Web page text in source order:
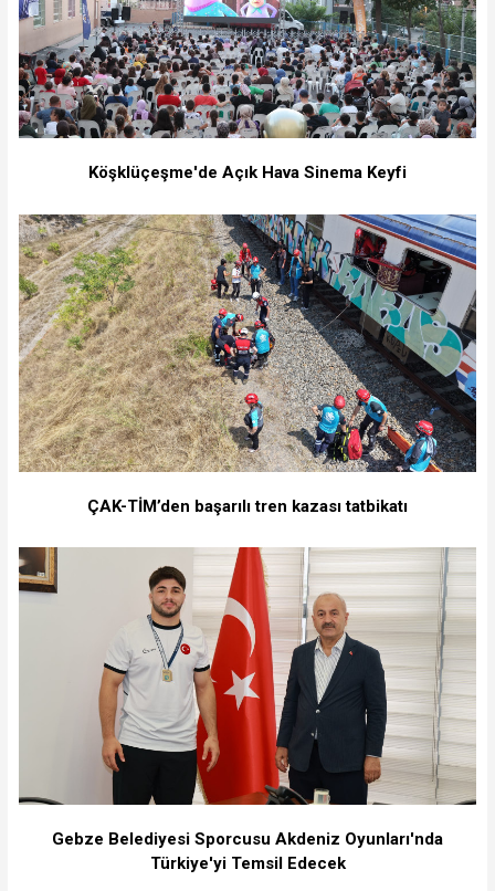
Köşklüçeşme'de Açık Hava Sinema Keyfi
ÇAK-TİM’den başarılı tren kazası tatbikatı
Gebze Belediyesi Sporcusu Akdeniz Oyunları'nda
Türkiye'yi Temsil Edecek